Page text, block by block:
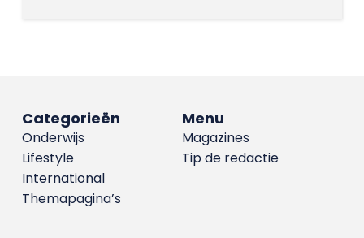
Menu
Magazines
Tip de redactie
Categorieën
Onderwijs
Lifestyle
International
Themapagina’s